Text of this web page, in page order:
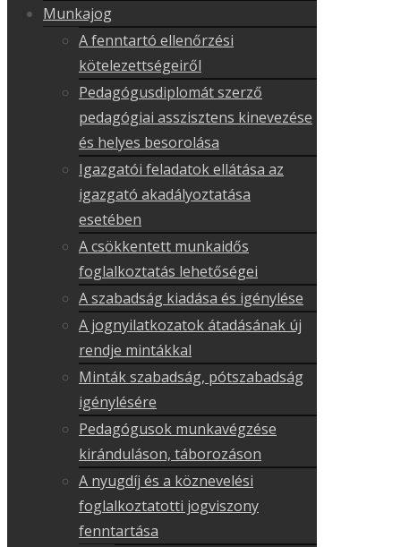
Munkajog
A fenntartó ellenőrzési
kötelezettségeiről
Pedagógusdiplomát szerző
pedagógiai asszisztens kinevezése
és helyes besorolása
Igazgatói feladatok ellátása az
igazgató akadályoztatása
esetében
A csökkentett munkaidős
foglalkoztatás lehetőségei
A szabadság kiadása és igénylése
A jognyilatkozatok átadásának új
rendje mintákkal
Minták szabadság, pótszabadság
igénylésére
Pedagógusok munkavégzése
kiránduláson, táborozáson
A nyugdíj és a köznevelési
foglalkoztatotti jogviszony
fenntartása